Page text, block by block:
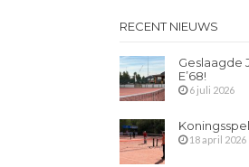
RECENT NIEUWS
Geslaagde
E’68!
6 juli 2026
18 april 2026